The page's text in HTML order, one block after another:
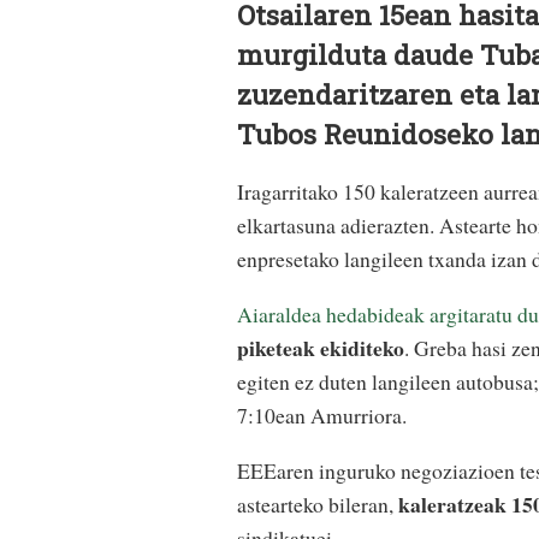
Otsailaren 15ean
murgilduta daude
zuzendaritzaren eta
Tubos Reunidoseko
Iragarritako 150 kaleratzeen
elkartasuna adierazten. Astearte
enpresetako langileen txanda izan
Aiaraldea hedabideak argitaratu
piketeak ekiditeko. Greba hasi
egiten ez duten langileen
7:10ean Amurriora.
EEEaren inguruko negoziazioen
astearteko bileran, kaleratzeak